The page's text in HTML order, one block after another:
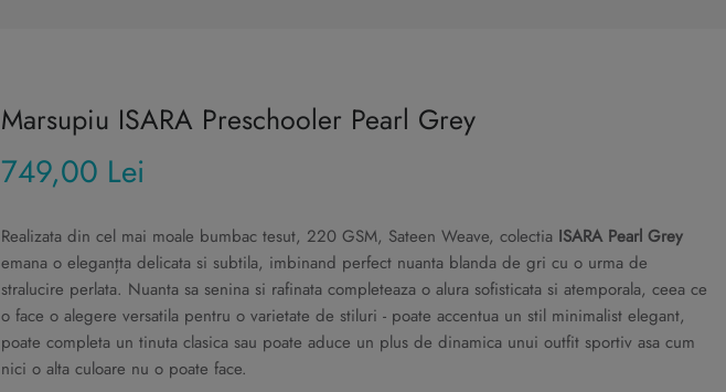
Marsupiu ISARA Preschooler Pearl Grey
749,00 Lei
Realizata din cel mai moale bumbac tesut, 220 GSM, Sateen Weave, colectia ISARA Pearl Grey
emana o eleganțta delicata si subtila, imbinand perfect nuanta blanda de gri cu o urma de
stralucire perlata. Nuanta sa senina si rafinata completeaza o alura sofisticata si atemporala, ceea ce
o face o alegere versatila pentru o varietate de stiluri - poate accentua un stil minimalist elegant,
poate completa un tinuta clasica sau poate aduce un plus de dinamica unui outfit sportiv asa cum
nici o alta culoare nu o poate face.